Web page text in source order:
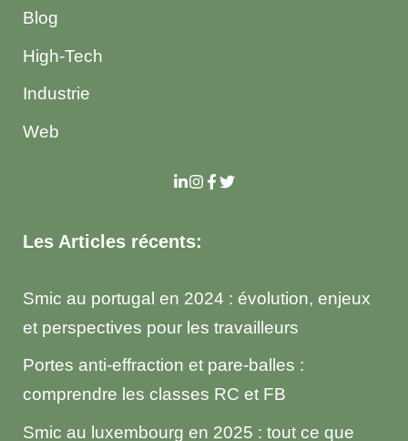
Blog
High-Tech
Industrie
Web
Les Articles récents:
Smic au portugal en 2024 : évolution, enjeux
et perspectives pour les travailleurs
Portes anti-effraction et pare-balles :
comprendre les classes RC et FB
Smic au luxembourg en 2025 : tout ce que